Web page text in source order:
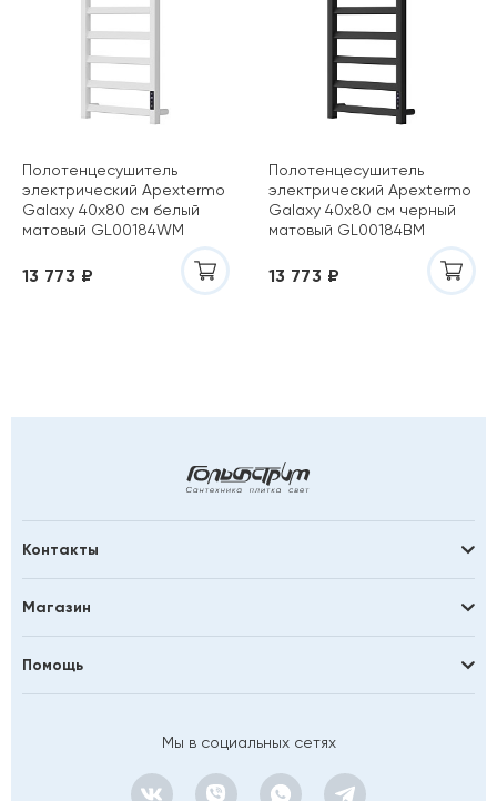
Полотенцесушитель
электрический Apextermo
Galaxy 40х80 см белый
матовый GL00184WM
13 773 ₽
Полотенцесушитель
электрический Apextermo
Galaxy 40х80 см черный
матовый GL00184BM
13 773 ₽
Контакты
Магазин
Помощь
Мы в социальных сетях